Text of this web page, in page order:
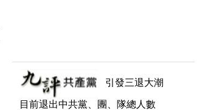
引發三退大潮
目前退出中共黨、團、隊總人數